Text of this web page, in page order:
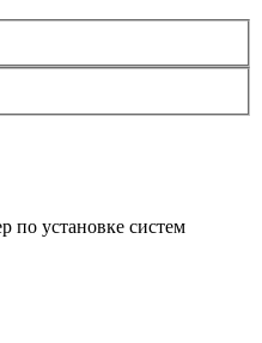
по установке систем